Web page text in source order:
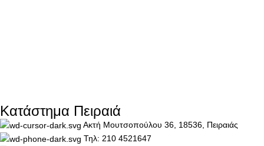
Κατάστημα Πειραιά
Ακτή Μουτσοπούλου 36, 18536, Πειραιάς
Τηλ: 210 4521647